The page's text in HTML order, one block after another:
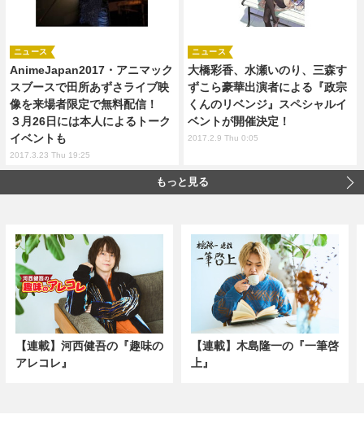
AnimeJapan2017・アニマック
スブースで田所あずさライブ映
像を来場者限定で無料配信！
３月26日には本人によるトーク
イベントも
ニュース
2017.3.23 Thu 19:25
大橋彩香、水瀬いのり、三森す
ずこら豪華出演者による『政宗
くんのリベンジ』スペシャルイ
ベントが開催決定！
ニュース
2017.2.9 Thu 0:05
もっと見る
【連載】河西健吾の『趣味の
アレコレ』
【連載】木島隆一の『一筆啓
上』